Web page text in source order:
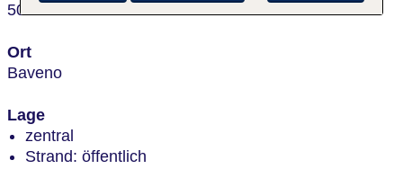
500 m.
Ort
Baveno
Lage
zentral
Strand: öffentlich